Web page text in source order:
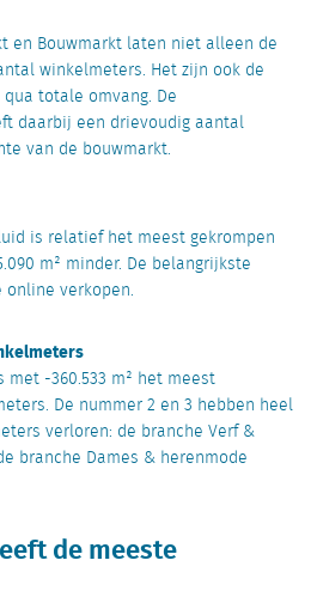
en Bouwmarkt laten niet alleen de
winkelmeters. Het zijn ook de
totale omvang. De
daarbij een drievoudig aantal
van de bouwmarkt.
is relatief het meest gekrompen
m² minder. De belangrijkste
verkopen.
-360.533 m² het meest
De nummer 2 en 3 hebben heel
verloren: de branche Verf &
branche Dames & herenmode
de meeste